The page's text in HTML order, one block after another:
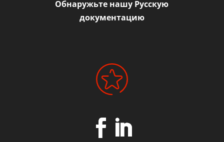
Обнаружьте нашу Русскую
документацию